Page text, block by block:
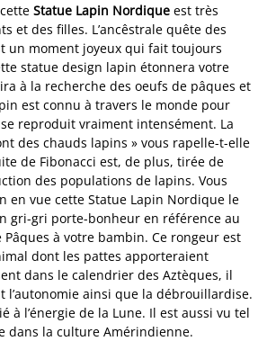
Statue Lapin Nordique est très
et des filles. L’ancêstrale quête des
un moment joyeux qui fait toujours
statue design lapin étonnera votre
à la recherche des oeufs de pâques et
est connu à travers le monde pour
reproduit vraiment intensément. La
des chauds lapins » vous rapelle-t-elle
de Fibonacci est, de plus, tirée de
des populations de lapins. Vous
en vue cette Statue Lapin Nordique le
gri-gri porte-bonheur en référence au
à votre bambin. Ce rongeur est
dont les pattes apporteraient
dans le calendrier des Aztèques, il
l’autonomie ainsi que la débrouillardise.
à l’énergie de la Lune. Il est aussi vu tel
dans la culture Amérindienne.